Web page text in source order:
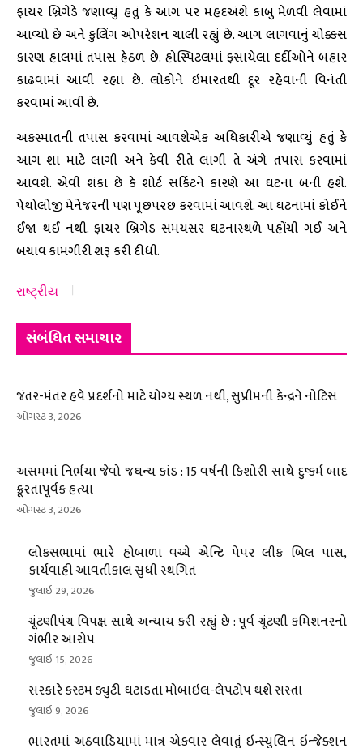
ફાયર બ્રિગેડે જણાવ્યું હતું કે આગ પર મહદઅંશે કાબુ મેળવી લેવામાં
આવ્યો છે અને કુલિંગ ઓપરેશન ચાલી રહ્યું છે. આગ લાગવાનું ચોક્કસ
કારણ હાલમાં તપાસ હેઠળ છે. હોસ્પિટલમાં ફસાયેલા દર્દીઓને બહાર
કાઢવામાં આવી રહ્યા છે. લોકોને ઇમારતથી દૂર રહેવાની વિનંતી
કરવામાં આવી છે.
અકસ્માતની તપાસ કરવામાં આવશેએક અધિકારીએ જણાવ્યું હતું કે
આગ શા માટે લાગી અને કેવી રીતે લાગી તે અંગે તપાસ કરવામાં
આવશે. એવી શંકા છે કે શોર્ટ સર્કિટને કારણે આ ઘટના બની હશે.
પેથોલોજી મેનેજરની પણ પૂછપરછ કરવામાં આવશે. આ ઘટનામાં કોઈને
ઈજા થઈ નથી. ફાયર બ્રિગેડ સમયસર ઘટનાસ્થળે પહોંચી ગઈ અને
બચાવ કામગીરી શરૂ કરી દીધી.
રાષ્ટ્રીય
સંબંધિત સમાચાર
જંતર-મંતર હવે પ્રદર્શનો માટે યોગ્ય સ્થળ નથી, સુપ્રીમની કેન્દ્રને નોટિસ
ઓગસ્ટ 3, 2026
અસમમાં નિર્ભયા જેવો જઘન્ય કાંડ : 15 વર્ષની કિશોરી સાથે દુષ્કર્મ બાદ
ક્રૂરતાપૂર્વક હત્યા
ઓગસ્ટ 3, 2026
લોકસભામાં ભારે હોબાળા વચ્ચે એન્ટિ પેપર લીક બિલ પાસ,
કાર્યવાહી આવતીકાલ સુધી સ્થગિત
જુલાઇ 29, 2026
ચૂંટણીપંચ વિપક્ષ સાથે અન્યાય કરી રહ્યું છે : પૂર્વ ચૂંટણી કમિશનરનો
ગંભીર આરોપ
જુલાઇ 15, 2026
સરકારે કસ્ટમ ડ્યુટી ઘટાડતા મોબાઇલ-લેપટોપ થશે સસ્તા
જુલાઇ 9, 2026
ભારતમાં અઠવાડિયામાં માત્ર એકવાર લેવાતું ઇન્સ્યુલિન ઇન્જેક્શન